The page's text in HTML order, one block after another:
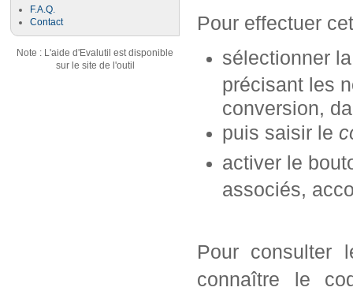
F.A.Q.
Contact
Note : L'aide d'Evalutil est disponible
sur le site de l'outil
Pour effectuer
sélectionner
précisant les
conversion,
puis saisir le
activer le
associés,
Pour consulter
connaître le